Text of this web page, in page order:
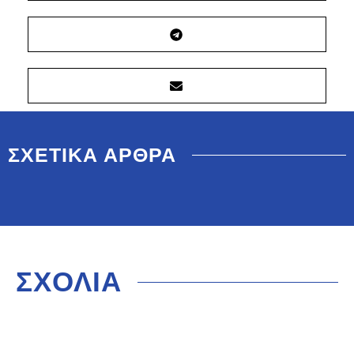
ΣΧΕΤΙΚΑ ΑΡΘΡΑ
ΣΧΟΛΙΑ